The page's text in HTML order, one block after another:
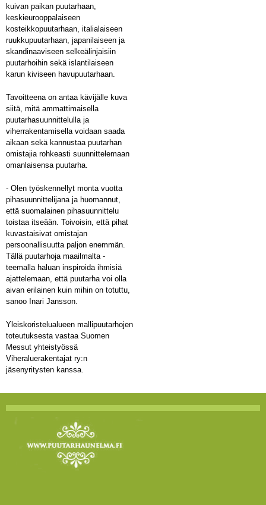
kuivan paikan puutarhaan,
keskieurooppalaiseen
kosteikkopuutarhaan, italialaiseen
ruukkupuutarhaan, japanilaiseen ja
skandinaaviseen selkeälinjaisiin
puutarhoihin sekä islantilaiseen
karun kiviseen havupuutarhaan.
Tavoitteena on antaa kävijälle kuva
siitä, mitä ammattimaisella
puutarhasuunnittelulla ja
viherrakentamisella voidaan saada
aikaan sekä kannustaa puutarhan
omistajia rohkeasti suunnittelemaan
omanlaisensa puutarha.
- Olen työskennellyt monta vuotta
pihasuunnittelijana ja huomannut,
että suomalainen pihasuunnittelu
toistaa itseään. Toivoisin, että pihat
kuvastaisivat omistajan
persoonallisuutta paljon enemmän.
Tällä puutarhoja maailmalta -
teemalla haluan inspiroida ihmisiä
ajattelemaan, että puutarha voi olla
aivan erilainen kuin mihin on totuttu,
sanoo Inari Jansson.
Yleiskoristelualueen mallipuutarhojen
toteutuksesta vastaa Suomen
Messut yhteistyössä
Viheraluerakentajat ry:n
jäsenyritysten kanssa.